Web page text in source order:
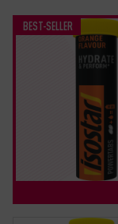
BEST-SELLER